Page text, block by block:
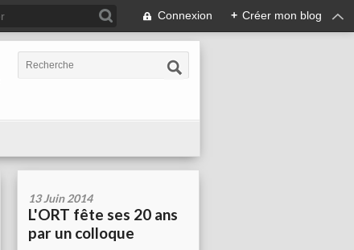
Connexion + Créer mon blog
13 Juin 2014
L'ORT fête ses 20 ans
par un colloque